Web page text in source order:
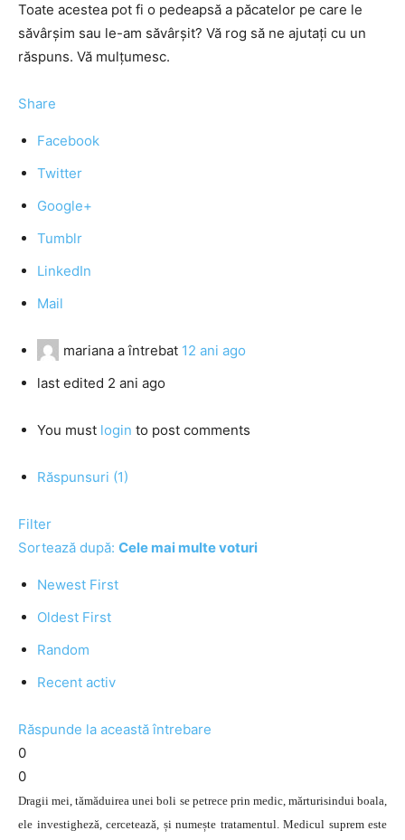
Toate acestea pot fi o pedeapsă a păcatelor pe care le
săvârșim sau le-am săvârșit? Vă rog să ne ajutați cu un
răspuns. Vă mulțumesc.
Share
Facebook
Twitter
Google+
Tumblr
LinkedIn
Mail
mariana a întrebat 12 ani ago
last edited 2 ani ago
You must login to post comments
Răspunsuri (1)
Filter
Sortează după: Cele mai multe voturi
Newest First
Oldest First
Random
Recent activ
Răspunde la această întrebare
0
0
Dragii mei, tămăduirea unei boli se petrece prin medic, mărturisindui boala,
ele investigheză, cercetează, și numește tratamentul. Medicul suprem este